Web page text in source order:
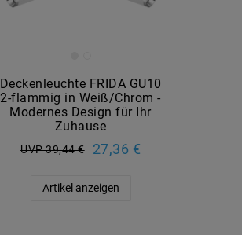
Deckenleuchte FRIDA GU10
2-flammig in Weiß/Chrom -
Modernes Design für Ihr
Zuhause
UVP 39,44 € 27,36 €
Artikel anzeigen